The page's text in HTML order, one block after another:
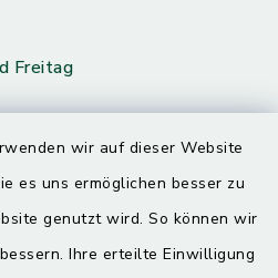
wir auf dieser Website
es uns ermöglichen besser zu
genutzt wird. So können wir
Ihre erteilte Einwilligung
Freitag